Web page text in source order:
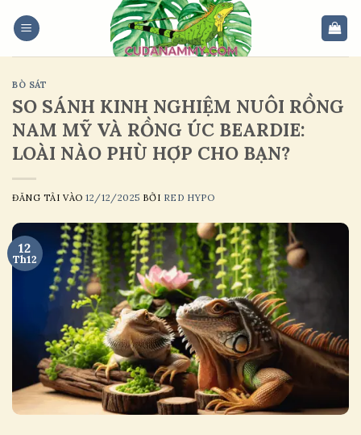
BÒ SÁT
SO SÁNH KINH NGHIỆM NUÔI RỒNG
NAM MỸ VÀ RỒNG ÚC BEARDIE:
LOÀI NÀO PHÙ HỢP CHO BẠN?
ĐĂNG TẢI VÀO12/12/2025 BỞI RED HYPO
12
Th12